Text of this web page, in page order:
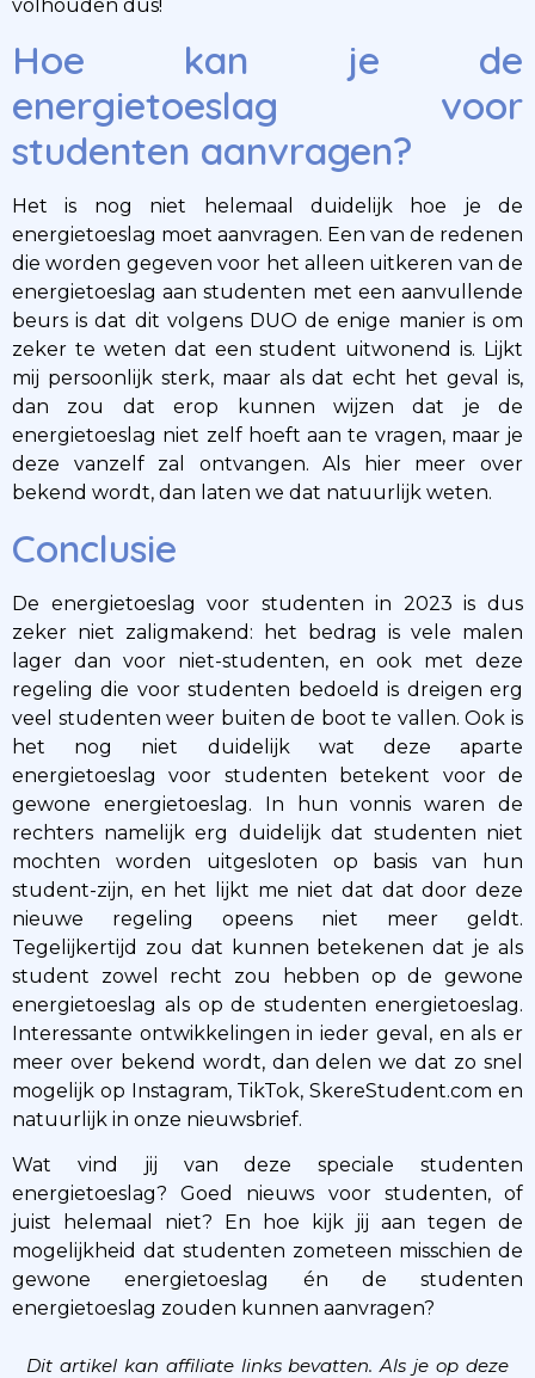
volhouden dus!
Hoe kan je de
energietoeslag voor
studenten aanvragen?
Het is nog niet helemaal duidelijk hoe je de
energietoeslag moet aanvragen. Een van de redenen
die worden gegeven voor het alleen uitkeren van de
energietoeslag aan studenten met een aanvullende
beurs is dat dit volgens DUO de enige manier is om
zeker te weten dat een student uitwonend is. Lijkt
mij persoonlijk sterk, maar als dat echt het geval is,
dan zou dat erop kunnen wijzen dat je de
energietoeslag niet zelf hoeft aan te vragen, maar je
deze vanzelf zal ontvangen. Als hier meer over
bekend wordt, dan laten we dat natuurlijk weten.
Conclusie
De energietoeslag voor studenten in 2023 is dus
zeker niet zaligmakend: het bedrag is vele malen
lager dan voor niet-studenten, en ook met deze
regeling die voor studenten bedoeld is dreigen erg
veel studenten weer buiten de boot te vallen. Ook is
het nog niet duidelijk wat deze aparte
energietoeslag voor studenten betekent voor de
gewone energietoeslag. In hun vonnis waren de
rechters namelijk erg duidelijk dat studenten niet
mochten worden uitgesloten op basis van hun
student-zijn, en het lijkt me niet dat dat door deze
nieuwe regeling opeens niet meer geldt.
Tegelijkertijd zou dat kunnen betekenen dat je als
student zowel recht zou hebben op de gewone
energietoeslag als op de studenten energietoeslag.
Interessante ontwikkelingen in ieder geval, en als er
meer over bekend wordt, dan delen we dat zo snel
mogelijk op Instagram, TikTok, SkereStudent.com en
natuurlijk in onze nieuwsbrief.
Wat vind jij van deze speciale studenten
energietoeslag? Goed nieuws voor studenten, of
juist helemaal niet? En hoe kijk jij aan tegen de
mogelijkheid dat studenten zometeen misschien de
gewone energietoeslag én de studenten
energietoeslag zouden kunnen aanvragen?
Dit artikel kan affiliate links bevatten. Als je op deze